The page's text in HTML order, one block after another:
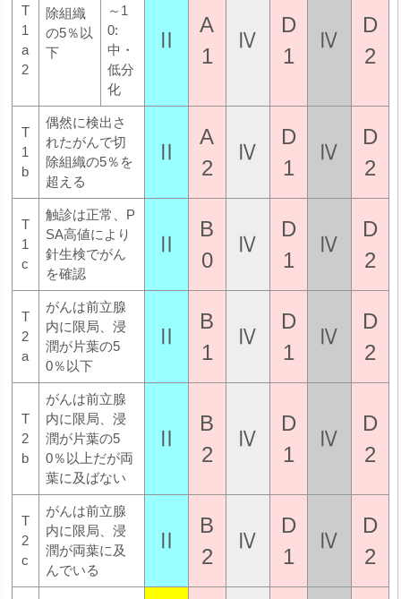
除組織
の5％以
下
T
1
a
2
～1
0:
中・
低分
化
Ⅱ
A
1
Ⅳ
D
1
Ⅳ
D
2
T
1
b
偶然に検出さ
れたがんで切
除組織の5％を
超える
Ⅱ
A
2
Ⅳ
D
1
Ⅳ
D
2
T
1
c
触診は正常、P
SA高値により
針生検でがん
を確認
Ⅱ
B
0
Ⅳ
D
1
Ⅳ
D
2
T
2
a
がんは前立腺
内に限局、浸
潤が片葉の5
0％以下
Ⅱ
B
1
Ⅳ
D
1
Ⅳ
D
2
T
2
b
がんは前立腺
内に限局、浸
潤が片葉の5
0％以上だが両
葉に及ばない
Ⅱ
B
2
Ⅳ
D
1
Ⅳ
D
2
T
2
c
がんは前立腺
内に限局、浸
潤が両葉に及
んでいる
Ⅱ
B
2
Ⅳ
D
1
Ⅳ
D
2